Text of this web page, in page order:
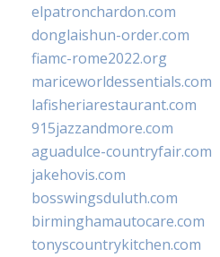
elpatronchardon.com
donglaishun-order.com
fiamc-rome2022.org
mariceworldessentials.com
lafisheriarestaurant.com
915jazzandmore.com
aguadulce-countryfair.com
jakehovis.com
bosswingsduluth.com
birminghamautocare.com
tonyscountrykitchen.com